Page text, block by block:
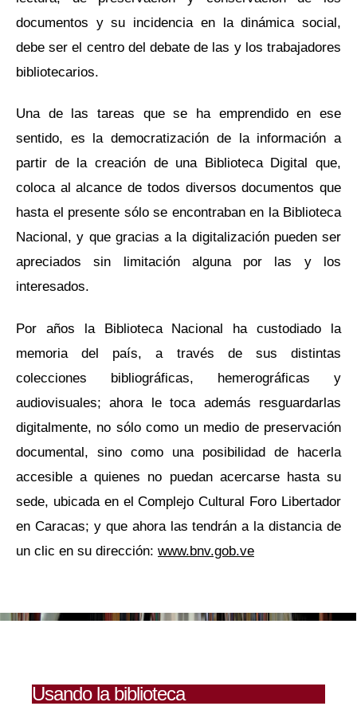
documentos y su incidencia en la dinámica social,
debe ser el centro del debate de las y los trabajadores
bibliotecarios.
Una de las tareas que se ha emprendido en ese
sentido, es la democratización de la información a
partir de la creación de una Biblioteca Digital que,
coloca al alcance de todos diversos documentos que
hasta el presente sólo se encontraban en la Biblioteca
Nacional, y que gracias a la digitalización pueden ser
apreciados sin limitación alguna por las y los
interesados.
Por años la Biblioteca Nacional ha custodiado la
memoria del país, a través de sus distintas
colecciones bibliográficas, hemerográficas y
audiovisuales; ahora le toca además resguardarlas
digitalmente, no sólo como un medio de preservación
documental, sino como una posibilidad de hacerla
accesible a quienes no puedan acercarse hasta su
sede, ubicada en el Complejo Cultural Foro Libertador
en Caracas; y que ahora las tendrán a la distancia de
un clic en su dirección: www.bnv.gob.ve
Usando la biblioteca